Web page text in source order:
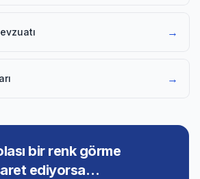
→
→
bir renk görme
ediyorsa…